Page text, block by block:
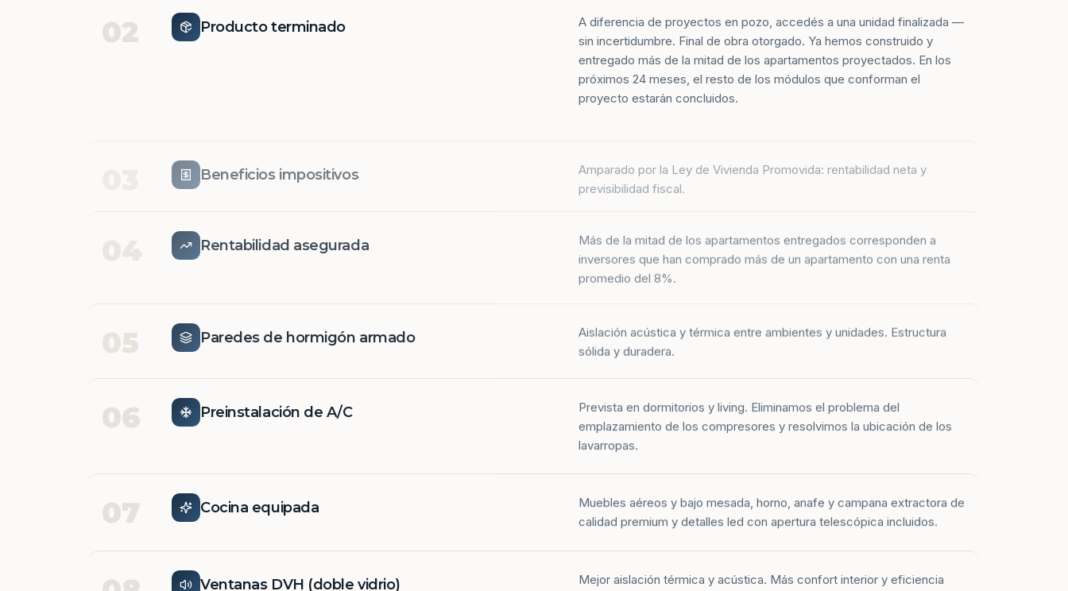
02 Producto terminado
A diferencia de proyectos en pozo, accedés a una unidad finalizada —
sin incertidumbre. Final de obra otorgado. Ya hemos construido y
entregado más de la mitad de los apartamentos proyectados. En los
próximos 24 meses, el resto de los módulos que conforman el
proyecto estarán concluidos.
previsibilidad fiscal.
Rentabilidad asegurada
Más de la mitad de los apartamentos entregados corresponden a
inversores que han comprado más de un apartamento con una renta
promedio del 8%.
05 Paredes de hormigón armado
Aislación acústica y térmica entre ambientes y unidades. Estructura
sólida y duradera.
06 Preinstalación de A/C
Prevista en dormitorios y living. Eliminamos el problema del
emplazamiento de los compresores y resolvimos la ubicación de los
lavarropas.
07 Cocina equipada
Muebles aéreos y bajo mesada, horno, anafe y campana extractora de
calidad premium y detalles led con apertura telescópica incluidos.
Ventanas DVH (doble vidrio) Mejor aislación térmica y acústica. Más confort interior y eficiencia